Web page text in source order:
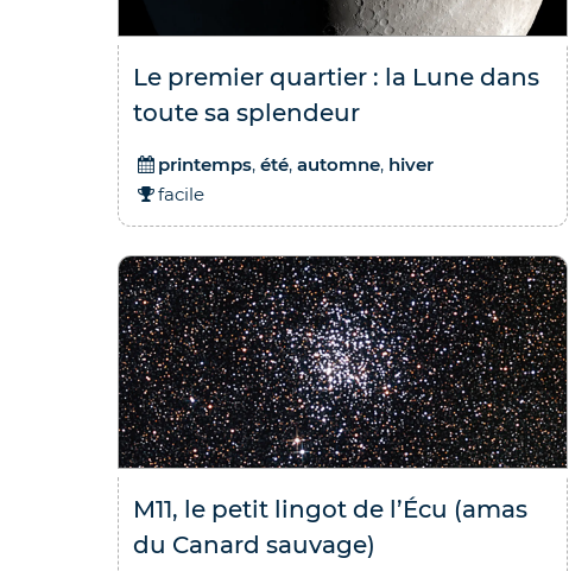
Le premier quartier : la Lune dans
toute sa splendeur
printemps, été, automne, hiver
facile
M11, le petit lingot de l’Écu (amas
du Canard sauvage)